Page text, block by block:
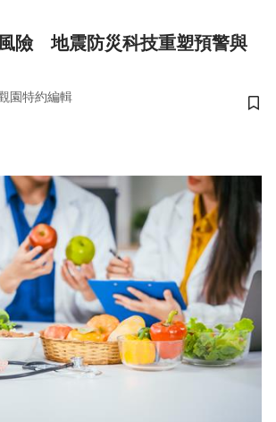
險 地震防災科技重塑預警與
園特約編輯
儲